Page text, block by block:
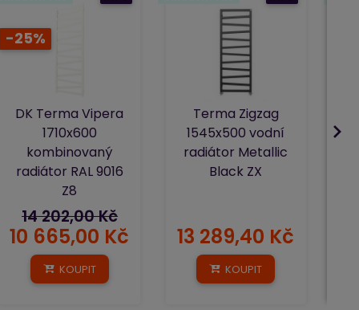
DK Terma Vipera
1710x600
kombinovaný
radiátor RAL 9016
Z8
-25%
14 202,00 Kč
10 665,00 Kč
KOUPIT
Terma Zigzag
1545x500 vodní
radiátor Metallic
Black ZX
13 289,40 Kč
KOUPIT